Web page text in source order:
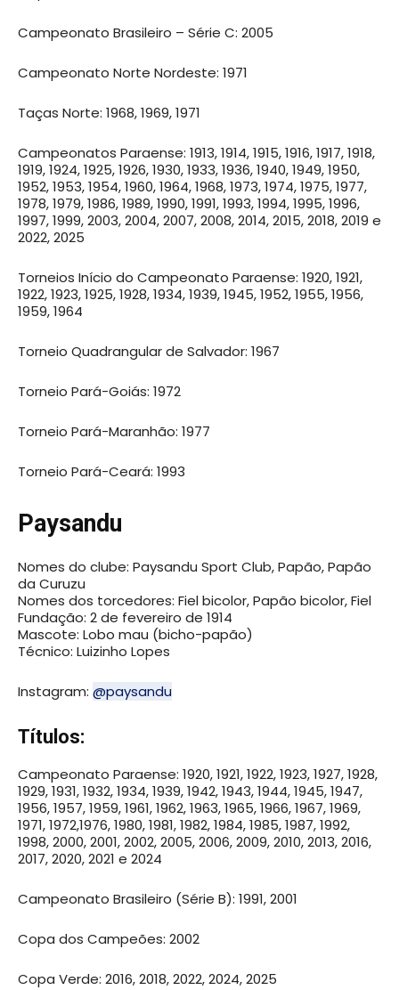
Campeonato Brasileiro – Série C: 2005
Campeonato Norte Nordeste: 1971
Taças Norte: 1968, 1969, 1971
Campeonatos Paraense: 1913, 1914, 1915, 1916, 1917, 1918,
1919, 1924, 1925, 1926, 1930, 1933, 1936, 1940, 1949, 1950,
1952, 1953, 1954, 1960, 1964, 1968, 1973, 1974, 1975, 1977,
1978, 1979, 1986, 1989, 1990, 1991, 1993, 1994, 1995, 1996,
1997, 1999, 2003, 2004, 2007, 2008, 2014, 2015, 2018, 2019 e
2022, 2025
Torneios Início do Campeonato Paraense: 1920, 1921,
1922, 1923, 1925, 1928, 1934, 1939, 1945, 1952, 1955, 1956,
1959, 1964
Torneio Quadrangular de Salvador: 1967
Torneio Pará-Goiás: 1972
Torneio Pará-Maranhão: 1977
Torneio Pará-Ceará: 1993
Paysandu
Nomes do clube: Paysandu Sport Club, Papão, Papão
da Curuzu
Nomes dos torcedores: Fiel bicolor, Papão bicolor, Fiel
Fundação: 2 de fevereiro de 1914
Mascote: Lobo mau (bicho-papão)
Técnico: Luizinho Lopes
Instagram: @paysandu
Títulos:
Campeonato Paraense: 1920, 1921, 1922, 1923, 1927, 1928,
1929, 1931, 1932, 1934, 1939, 1942, 1943, 1944, 1945, 1947,
1956, 1957, 1959, 1961, 1962, 1963, 1965, 1966, 1967, 1969,
1971, 1972,1976, 1980, 1981, 1982, 1984, 1985, 1987, 1992,
1998, 2000, 2001, 2002, 2005, 2006, 2009, 2010, 2013, 2016,
2017, 2020, 2021 e 2024
Campeonato Brasileiro (Série B): 1991, 2001
Copa dos Campeões: 2002
Copa Verde: 2016, 2018, 2022, 2024, 2025